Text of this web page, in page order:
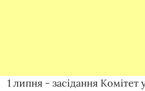
1 липня - засідання Комітет